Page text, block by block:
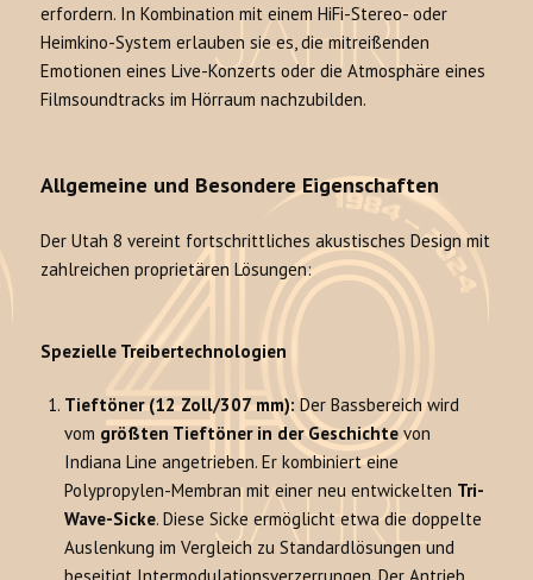
erfordern. In Kombination mit einem HiFi-Stereo- oder
Heimkino-System erlauben sie es, die mitreißenden
Emotionen eines Live-Konzerts oder die Atmosphäre eines
Filmsoundtracks im Hörraum nachzubilden.
Allgemeine und Besondere Eigenschaften
Der Utah 8 vereint fortschrittliches akustisches Design mit
zahlreichen proprietären Lösungen:
Spezielle Treibertechnologien
Tieftöner (12 Zoll/307 mm): Der Bassbereich wird
vom größten Tieftöner in der Geschichtevon
Indiana Line angetrieben. Er kombiniert eine
Polypropylen-Membran mit einer neu entwickelten Tri-
Wave-Sicke. Diese Sicke ermöglicht etwa die doppelte
Auslenkung im Vergleich zu Standardlösungen und